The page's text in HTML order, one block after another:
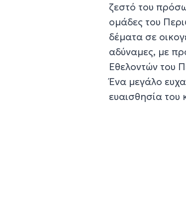
ζεστό του
ομάδες του
δέματα σε
αδύναμες, με
Εθελοντών του
Ένα μεγάλο
ευαισθησία του